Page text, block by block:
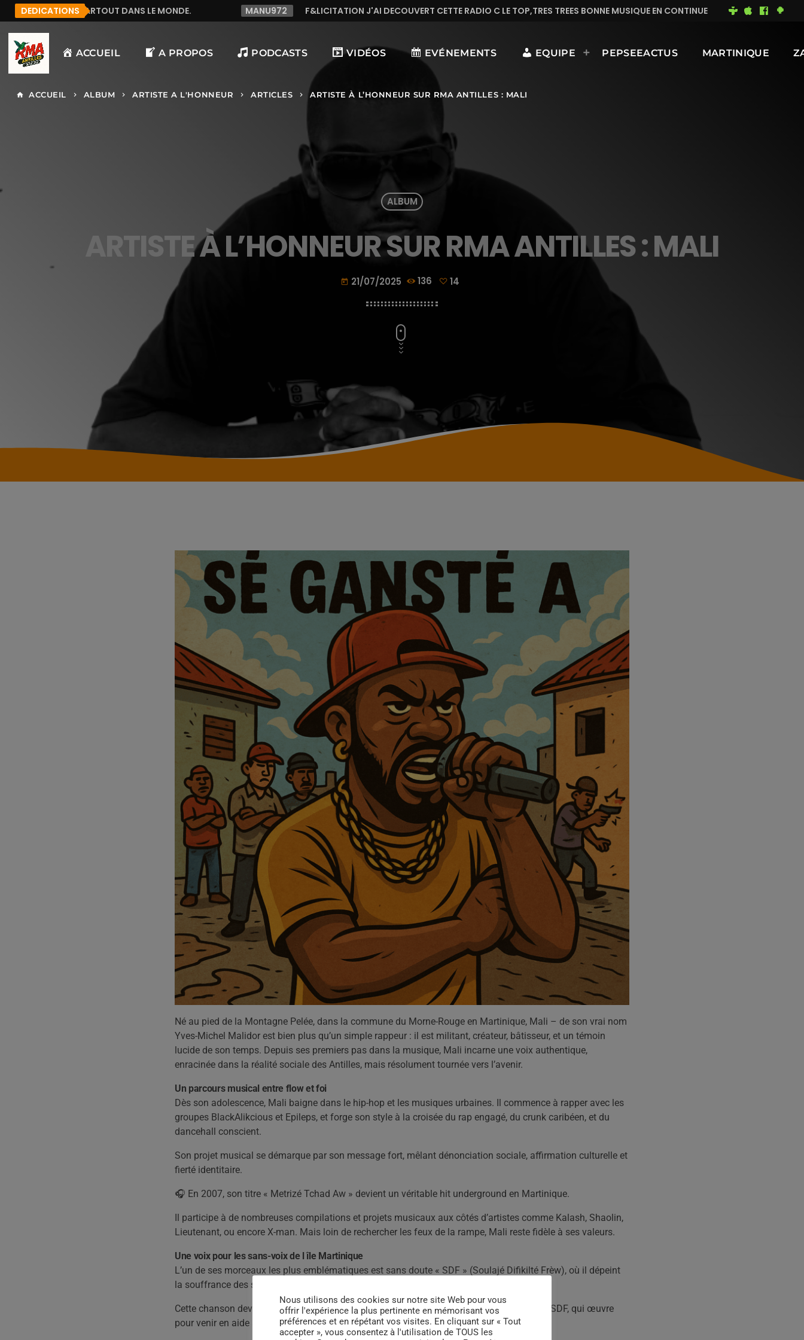
DEDICATIONS
DANS LE MONDE. MANU972 F&LICITATION J'AI DECOUVERT CETTE RADIO C LE TOP,TRES TREES BONNE MUSIQUE EN CONTINUE MIMI DU 93 BONNE
ACCUEIL A PROPOS PODCASTS VIDÉOS EVÉNEMENTS EQUIPE PEPSEEACTUS MARTINIQUE
home ACCUEIL keyboard_arrow_right ALBUM keyboard_arrow_right ARTISTE A L'HONNEUR keyboard_arrow_right ARTICLES keyboard_arrow_right ARTISTE À L’HONNEUR SUR RMA ANTILLES : MALI
ALBUM
ARTISTE À L’HONNEUR SUR RMA ANTILLES : MALI
today 21/07/2025 136 14
Né au pied de la Montagne Pelée, dans la commune du Morne-Rouge en Martinique, Mali – de son vrai nom
Yves-Michel Malidor est bien plus qu’un simple rappeur : il est militant, créateur, bâtisseur, et un témoin
lucide de son temps. Depuis ses premiers pas dans la musique, Mali incarne une voix authentique,
enracinée dans la réalité sociale des Antilles, mais résolument tournée vers l’avenir.
Un parcours musical entre flow et foi
Dès son adolescence, Mali baigne dans le hip-hop et les musiques urbaines. Il commence à rapper avec les
groupes BlackAlikcious et Epileps, et forge son style à la croisée du rap engagé, du crunk caribéen, et du
dancehall conscient.
Son projet musical se démarque par son message fort, mêlant dénonciation sociale, affirmation culturelle et
fierté identitaire.
🎧 En 2007, son titre « Metrizé Tchad Aw » devient un véritable hit underground en Martinique.
Il participe à de nombreuses compilations et projets musicaux aux côtés d’artistes comme Kalash, Shaolin,
Lieutenant, ou encore X-man. Mais loin de rechercher les feux de la rampe, Mali reste fidèle à ses valeurs.
Une voix pour les sans-voix de l île Martinique
L’un de ses morceaux les plus emblématiques est sans doute « SDF » (Soulajé Difikilté Frèw), où il dépeint
la souffrance des sans-abri et des laissés-pour-compte.
Cette chanson devient le socle de son engagement social : en 2014, il fonde l’association SDF, qui œuvre
pour venir en aide aux personnes en situation de précarité en Martinique.
Nous utilisons des cookies sur notre site Web pour vous
offrir l'expérience la plus pertinente en mémorisant vos
préférences et en répétant vos visites. En cliquant sur « Tout
accepter », vous consentez à l'utilisation de TOUS les